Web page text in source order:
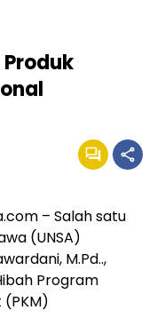
– Salah satu
(UNSA)
M.Pd..,
Program